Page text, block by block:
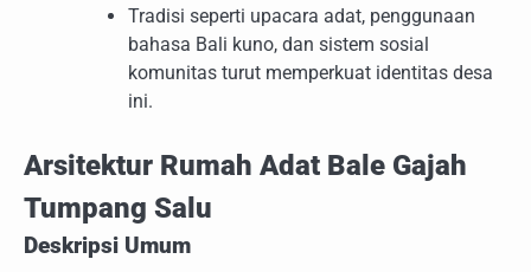
Tradisi seperti upacara adat, penggunaan
bahasa Bali kuno, dan sistem sosial
komunitas turut memperkuat identitas desa
ini.
Arsitektur Rumah Adat Bale Gajah
Tumpang Salu
Deskripsi Umum